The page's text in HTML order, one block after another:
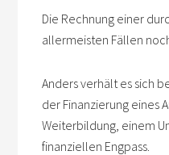
Die Rechnung einer
allermeisten Fällen
Anders verhält es sich
der Finanzierung eines
Weiterbildung, einem
finanziellen Engpass.